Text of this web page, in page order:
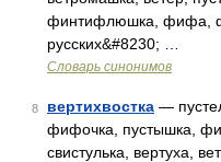
финтифлюшка, фифа,
русских&#8230; …
Словарь синонимов
8 вертихвостка —
фифочка, пустышка,
свистулька, вертуха,